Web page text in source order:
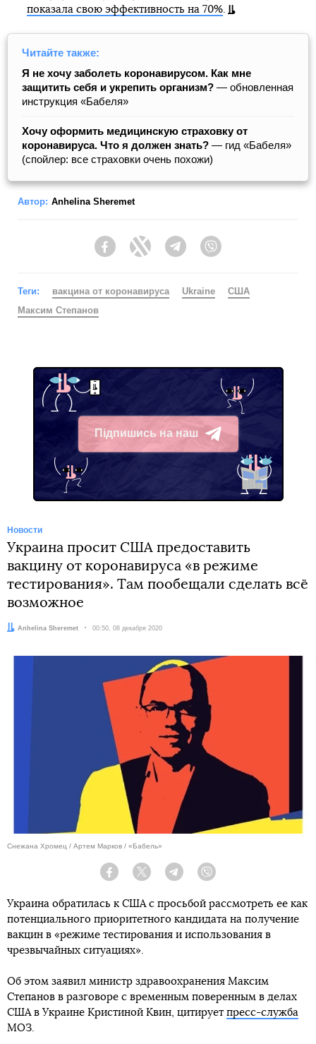
показала свою эффективность на 70%.
Читайте также:
Я не хочу заболеть коронавирусом. Как мне
защитить себя и укрепить организм? — обновленная
инструкция «Бабеля»
Хочу оформить медицинскую страховку от
коронавируса. Что я должен знать? — гид «Бабеля»
(спойлер: все страховки очень похожи)
Автор: Anhelina Sheremet
FacebookTwitter Telegram
Теги: вакцина от коронавируса Ukraine
США
Максим Степанов
Підпишись на наш
Telegram
Новости
Украина просит США предоставить
вакцину от коронавируса «в режиме
тестирования». Там пообещали сделать всё
возможное
Автор:
Anhelina Sheremet Дата:
00:50, 08 декабря 2020
Снежана Хромец / Артем Марков / «Бабель»
Facebook Twitter Telegram
Украина обратилась к США с просьбой рассмотреть ее как
потенциального приоритетного кандидата на получение
вакцин в «режиме тестирования и использования в
чрезвычайных ситуациях».
Об этом заявил министр здравоохранения Максим
Степанов в разговоре с временным поверенным в делах
США в Украине Кристиной Квин, цитирует пресс-служба
МОЗ.